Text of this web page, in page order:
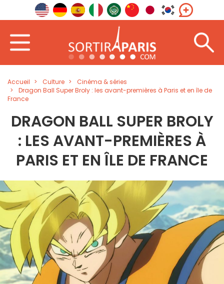
Accueil Culture
Cinéma & séries
Dragon Ball Super Broly : les avant-premières à Paris et en île de
France
DRAGON BALL SUPER BROLY
: LES AVANT-PREMIÈRES À
PARIS ET EN ÎLE DE FRANCE